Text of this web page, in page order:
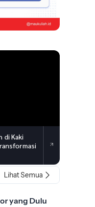
di Kaki
Lihat Semua
yang Dulu